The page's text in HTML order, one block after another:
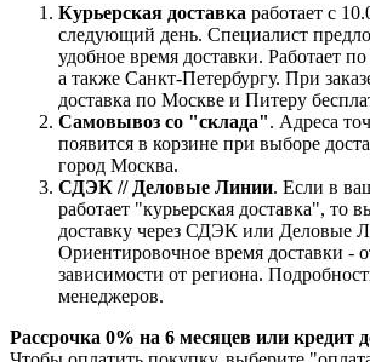
Курьерская доставка работает с
следующий день. Специалист
удобное время доставки. Работает
а также Санкт-Петербургу. При
доставка по Москве и Питеру
Самовывоз со "склада". Адреса
появится в корзине при выборе
город Москва.
СДЭК // Деловые Линии. Если в
работает "курьерская доставка", то
доставку через СДЭК или Деловые
Ориентировочное время доставки -
зависимости от региона.
менеджеров.
Рассрочка 0% на 6 месяцев или кредит